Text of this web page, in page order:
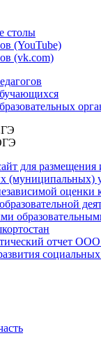
столы
(YouTube)
(vk.com)
для
(муниципальных)
оценки
отчет ООО